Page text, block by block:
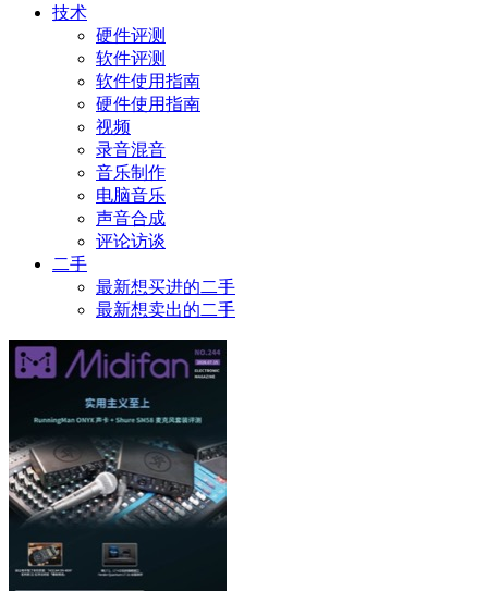
技术
硬件评测
软件评测
软件使用指南
硬件使用指南
视频
录音混音
音乐制作
电脑音乐
声音合成
评论访谈
二手
最新想买进的二手
最新想卖出的二手